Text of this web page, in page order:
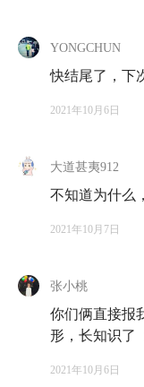
思语
了他们家股票，
自然就涨上去了
佳明
下走？
：如果是这
投资者现在看不看
佳明：投资者看
思语：我给你举
YONGCHUN
快结尾了，下
2021年10月6日
大道甚夷912
不知道为什么
2021年10月7日
张小桃
你们俩直接报
形，长知识了
2021年10月6日